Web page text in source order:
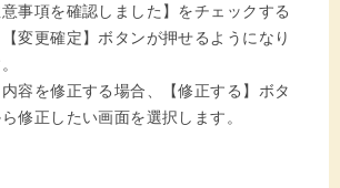
意事項を確認しました】をチェックする
【変更確定】ボタンが押せるようになり
内容を修正する場合、【修正する】ボタ
修正したい画面を選択します。